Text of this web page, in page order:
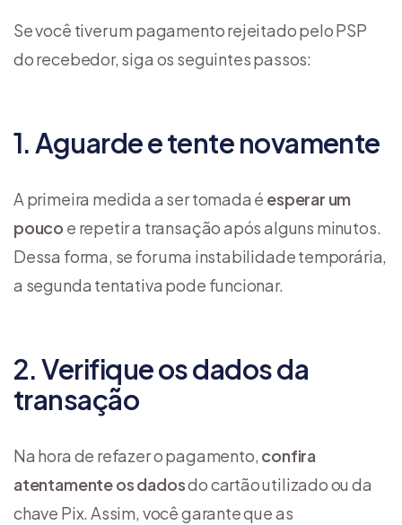
Se você tiver um pagamento rejeitado pelo PSP
do recebedor, siga os seguintes passos:
1. Aguarde e tente novamente
A primeira medida a ser tomada é esperar um
pouco e repetir a transação após alguns minutos.
Dessa forma, se for uma instabilidade temporária,
a segunda tentativa pode funcionar.
2. Verifique os dados da
transação
Na hora de refazer o pagamento, confira
atentamente os dadosdo cartão utilizado ou da
chave Pix. Assim, você garante que as